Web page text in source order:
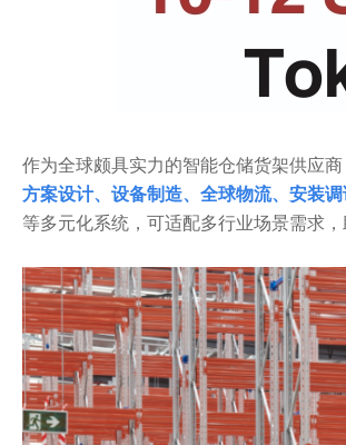
作为全球颇具实力的智能仓储货架供应
方案设计、设备制造、全球物流、安装
等多元化系统，可适配多行业场景需求